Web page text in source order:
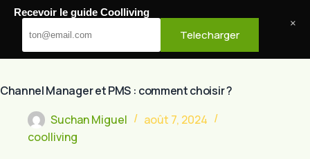
Passer
contenu
Cool Living
Channel Manager et PMS : comment choisir ?
Suchan Miguel
août 7, 2024
coolliving
Recevoir le guide Coolliving
Telecharger
×